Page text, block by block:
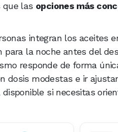
que las opciones más
integran los aceites
para la noche antes del
responde de forma
dosis modestas e ir
si necesitas